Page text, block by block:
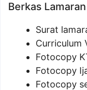
Berkas Lamaran
Surat
Curriculum
Fotocopy
Fotocopy
Fotocopy